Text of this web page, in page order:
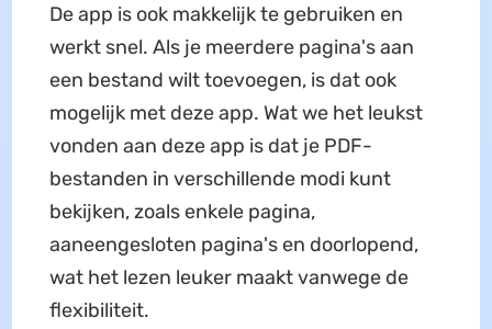
De app is ook makkelijk te gebruiken en
werkt snel. Als je meerdere pagina's aan
een bestand wilt toevoegen, is dat ook
mogelijk met deze app. Wat we het leukst
vonden aan deze app is dat je PDF-
bestanden in verschillende modi kunt
bekijken, zoals enkele pagina,
aaneengesloten pagina's en doorlopend,
wat het lezen leuker maakt vanwege de
flexibiliteit.